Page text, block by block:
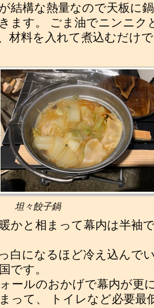
結構な熱量なので天板に
ます。 ごま油でニンニク
材料を入れて煮込むだけ
坦々餃子鍋
かと相まって幕内は半袖
白になるほど冷え込んで
です。
ールのおかげで幕内が更
って、 トイレなど必要最